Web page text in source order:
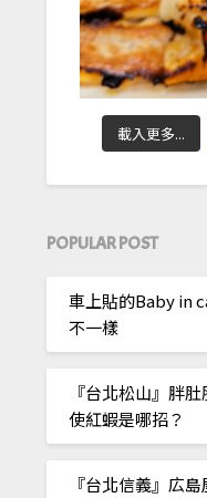
載入更多...
POPULAR POST
車上貼的Baby in
不一樣
『台北松山』胖
使紅蝦是哪招？
『台北信義』広